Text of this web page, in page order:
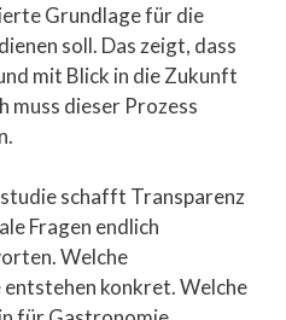
Grundlage für die
soll. Das zeigt, dass
mit Blick in die Zukunft
dieser Prozess
schafft Transparenz
Fragen endlich
Welche
konkret. Welche